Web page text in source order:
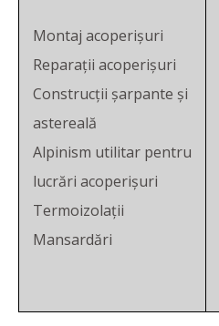
Montaj acoperișuri
Reparații acoperișuri
Construcții șarpante și
astereală
Alpinism utilitar pentru
lucrări acoperișuri
Termoizolații
Mansardări